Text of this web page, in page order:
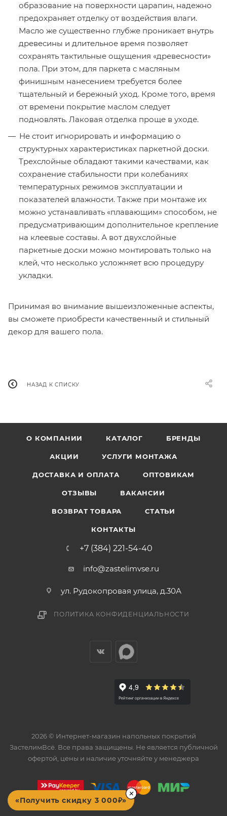
образование на поверхности царапин, надежно
предохраняет отделку от воздействия влаги.
Масло же существенно глубже проникает внутрь
древесины и длительное время позволяет
сохранять тактильные ощущения «древесности»
пола. При этом, для паркета с масляным
финишным нанесением требуется более
тщательный и бережный уход. Кроме того, время
от времени покрытие маслом следует
подновлять. Лаковая отделка проще в уходе.
Не стоит игнорировать и информацию о
структурных характеристиках паркетной доски.
Трехслойные обладают такими качествами, как
сохранение стабильности при колебаниях
температурных режимов эксплуатации и
показателей влажности. Также при монтаже их
можно устанавливать «плавающим» способом, не
предусматривающим дополнительное крепление
на клеевые составы. А вот двухслойные
паркетные доски можно монтировать только на
клей, что несколько усложняет всю процедуру
укладки.
Принимая во внимание вышеизложенные аспекты,
вы сможете приобрести качественный и стильный
декор для вашего пола.
НАЗАД К СПИСКУ
О КОМПАНИИ КАТАЛОГ БРЕНДЫ
АКЦИИ УСЛУГИ МОНТАЖА
ДОСТАВКА И ОПЛАТА ОПТОВИКАМ
ОТЗЫВЫ ВАКАНСИИ
ВОЗВРАТ ТОВАРА СТАТЬИ
КОНТАКТЫ
+7 (384) 221-54-40
info@zastelimvse.ru
ул. Рудокопровая улица, д.30А
ПОЛИТИКА КОНФИДЕНЦИАЛЬНОСТИ
2026 © Интернет-магазин напольных покрытий
ЗастелимВсё. Все права защищены. Не является публичной
офертой, цены и наличие уточняйте у менеджера
×
«Получить скидку 3 000₽»